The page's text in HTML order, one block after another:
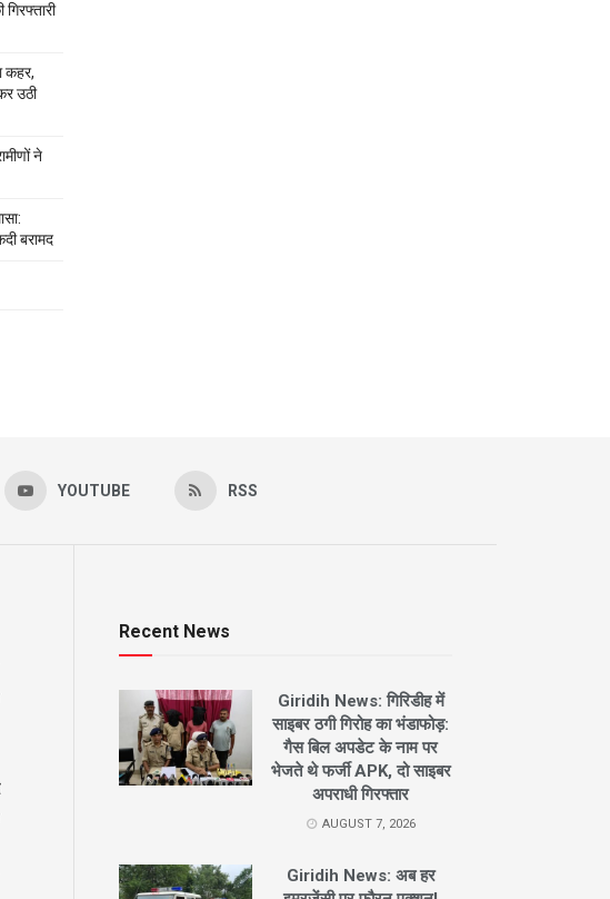
कहर,
उठी
ने
बरामद
YOUTUBE RSS
Recent News
Giridih News: गिरिडीह में
साइबर ठगी गिरोह का भंडाफोड़:
गैस बिल अपडेट के नाम पर
भेजते थे फर्जी APK, दो साइबर
अपराधी गिरफ्तार
AUGUST 7, 2026
Giridih News: अब हर